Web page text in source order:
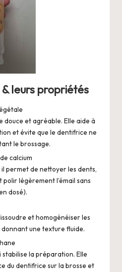
leurs propriétés
douce et agréable. Elle aide à
et évite que le dentifrice ne
le brossage.
calcium
permet de nettoyer les dents,
légèrement l’émail sans
dosé).
et homogénéiser les
une texture fluide.
la préparation. Elle
du dentifrice sur la brosse et